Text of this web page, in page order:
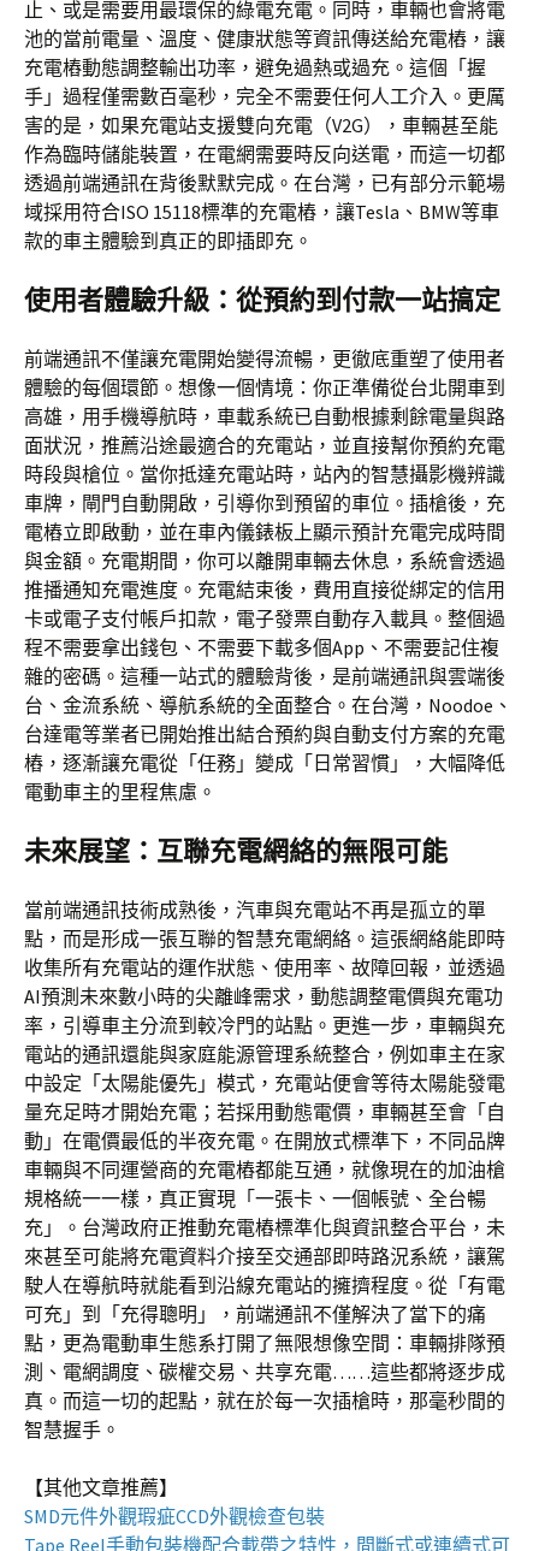
止、或是需要用最環保的綠電充電。同時，車輛也會將電
池的當前電量、溫度、健康狀態等資訊傳送給充電樁，讓
充電樁動態調整輸出功率，避免過熱或過充。這個「握
手」過程僅需數百毫秒，完全不需要任何人工介入。更厲
害的是，如果充電站支援雙向充電（V2G），車輛甚至能
作為臨時儲能裝置，在電網需要時反向送電，而這一切都
透過前端通訊在背後默默完成。在台灣，已有部分示範場
域採用符合ISO 15118標準的充電樁，讓Tesla、BMW等車
款的車主體驗到真正的即插即充。
使用者體驗升級：從預約到付款一站搞定
前端通訊不僅讓充電開始變得流暢，更徹底重塑了使用者
體驗的每個環節。想像一個情境：你正準備從台北開車到
高雄，用手機導航時，車載系統已自動根據剩餘電量與路
面狀況，推薦沿途最適合的充電站，並直接幫你預約充電
時段與槍位。當你抵達充電站時，站內的智慧攝影機辨識
車牌，閘門自動開啟，引導你到預留的車位。插槍後，充
電樁立即啟動，並在車內儀錶板上顯示預計充電完成時間
與金額。充電期間，你可以離開車輛去休息，系統會透過
推播通知充電進度。充電結束後，費用直接從綁定的信用
卡或電子支付帳戶扣款，電子發票自動存入載具。整個過
程不需要拿出錢包、不需要下載多個App、不需要記住複
雜的密碼。這種一站式的體驗背後，是前端通訊與雲端後
台、金流系統、導航系統的全面整合。在台灣，Noodoe、
台達電等業者已開始推出結合預約與自動支付方案的充電
樁，逐漸讓充電從「任務」變成「日常習慣」，大幅降低
電動車主的里程焦慮。
未來展望：互聯充電網絡的無限可能
當前端通訊技術成熟後，汽車與充電站不再是孤立的單
點，而是形成一張互聯的智慧充電網絡。這張網絡能即時
收集所有充電站的運作狀態、使用率、故障回報，並透過
AI預測未來數小時的尖離峰需求，動態調整電價與充電功
率，引導車主分流到較冷門的站點。更進一步，車輛與充
電站的通訊還能與家庭能源管理系統整合，例如車主在家
中設定「太陽能優先」模式，充電站便會等待太陽能發電
量充足時才開始充電；若採用動態電價，車輛甚至會「自
動」在電價最低的半夜充電。在開放式標準下，不同品牌
車輛與不同運營商的充電樁都能互通，就像現在的加油槍
規格統一一樣，真正實現「一張卡、一個帳號、全台暢
充」。台灣政府正推動充電樁標準化與資訊整合平台，未
來甚至可能將充電資料介接至交通部即時路況系統，讓駕
駛人在導航時就能看到沿線充電站的擁擠程度。從「有電
可充」到「充得聰明」，前端通訊不僅解決了當下的痛
點，更為電動車生態系打開了無限想像空間：車輛排隊預
測、電網調度、碳權交易、共享充電……這些都將逐步成
真。而這一切的起點，就在於每一次插槍時，那毫秒間的
智慧握手。
【其他文章推薦】
SMD元件外觀瑕疵CCD外觀檢查包裝
Tape Reel手動包裝機配合載帶之特性，間斷式或連續式可